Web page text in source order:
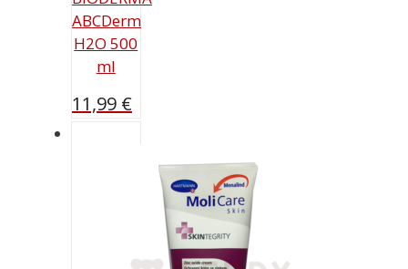
ABCDerm
H2O 500
ml
11,99 €